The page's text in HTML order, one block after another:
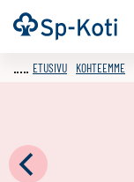
Siirry
sisältöön
Etusivu
ETUSIVU KOHTEEMME